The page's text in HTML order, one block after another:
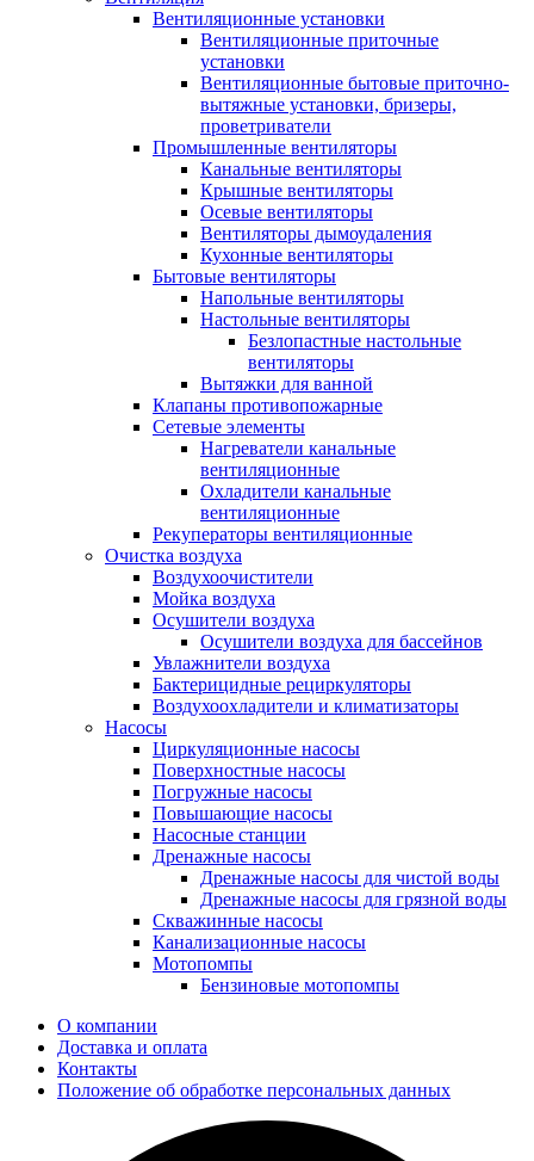
Вентиляционные установки
Вентиляционные приточные
установки
Вентиляционные бытовые приточно-
вытяжные установки, бризеры,
проветриватели
Промышленные вентиляторы
Канальные вентиляторы
Крышные вентиляторы
Осевые вентиляторы
Вентиляторы дымоудаления
Кухонные вентиляторы
Бытовые вентиляторы
Напольные вентиляторы
Настольные вентиляторы
Безлопастные настольные
вентиляторы
Вытяжки для ванной
Клапаны противопожарные
Сетевые элементы
Нагреватели канальные
вентиляционные
Охладители канальные
вентиляционные
Рекуператоры вентиляционные
Очистка воздуха
Воздухоочистители
Мойка воздуха
Осушители воздуха
Осушители воздуха для бассейнов
Увлажнители воздуха
Бактерицидные рециркуляторы
Воздухоохладители и климатизаторы
Насосы
Циркуляционные насосы
Поверхностные насосы
Погружные насосы
Повышающие насосы
Насосные станции
Дренажные насосы
Дренажные насосы для чистой воды
Дренажные насосы для грязной воды
Скважинные насосы
Канализационные насосы
Мотопомпы
Бензиновые мотопомпы
О компании
Доставка и оплата
Контакты
Положение об обработке персональных данных